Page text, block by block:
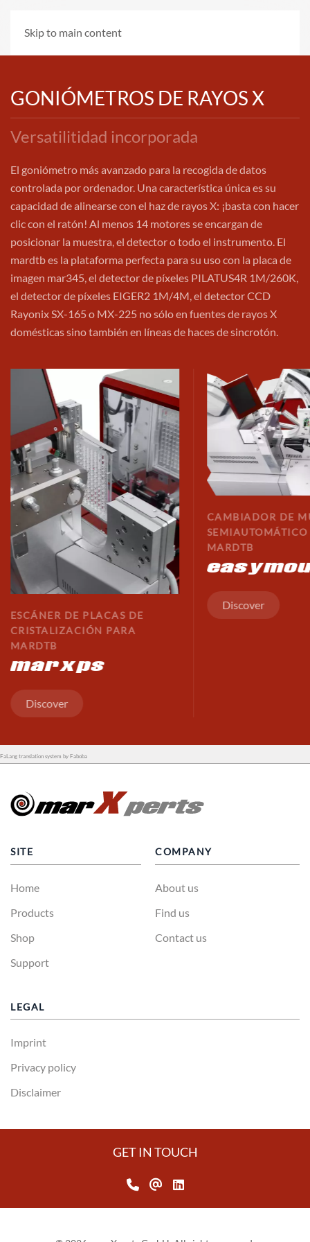
Skip to main content
GONIÓMETROS DE RAYOS X
Versatilitidad incorporada
El goniómetro más avanzado para la recogida de datos
controlada por ordenador. Una característica única es su
capacidad de alinearse con el haz de rayos X: ¡basta con hacer
clic con el ratón! Al menos 14 motores se encargan de
posicionar la muestra, el detector o todo el instrumento. El
mardtb es la plataforma perfecta para su uso con la placa de
imagen mar345, el detector de píxeles PILATUS4R 1M/260K,
el detector de píxeles EIGER2 1M/4M, el detector CCD
Rayonix SX-165 o MX-225 no sólo en fuentes de rayos X
domésticas sino también en líneas de haces de sincrotón.
ESCÁNER DE PLACAS DE
CRISTALIZACIÓN PARA
MARDTB
marxps
Discover
CAMBIADOR DE
MARDTB
Discover
FaLang translation system by Faboba
SITE
Home
Products
Shop
Support
COMPANY
About us
Find us
Contact us
LEGAL
Imprint
Privacy policy
Disclaimer
GET IN TOUCH